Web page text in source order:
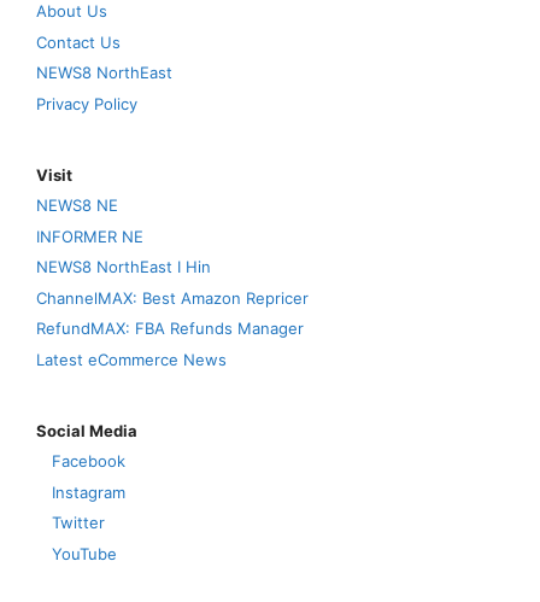
About Us
Contact Us
NEWS8 NorthEast
Privacy Policy
Visit
NEWS8 NE
INFORMER NE
NEWS8 NorthEast I Hin
ChannelMAX: Best Amazon Repricer
RefundMAX: FBA Refunds Manager
Latest eCommerce News
Social Media
Facebook
Instagram
Twitter
YouTube